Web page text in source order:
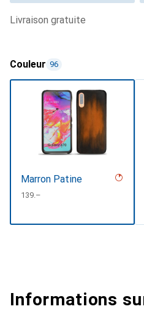
livraison gratuite
Couleur 96
Marron Patine
CHF
139.–
Informations